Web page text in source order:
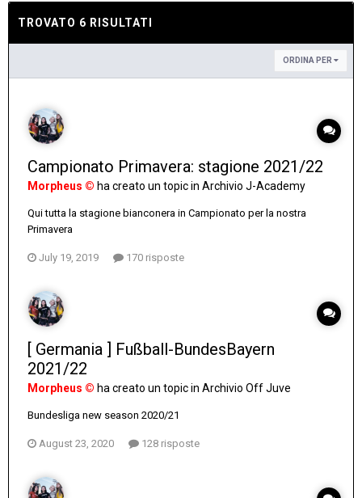
TROVATO 6 RISULTATI
ORDINA PER
Campionato Primavera: stagione 2021/22
Morpheus © ha creato un topic in Archivio J-Academy
Qui tutta la stagione bianconera in Campionato per la nostra
Primavera
July 19, 2019 170 risposte
[ Germania ] Fußball-BundesBayern
2021/22
Morpheus © ha creato un topic in Archivio Off Juve
Bundesliga new season 2020/21
August 23, 2020 128 risposte